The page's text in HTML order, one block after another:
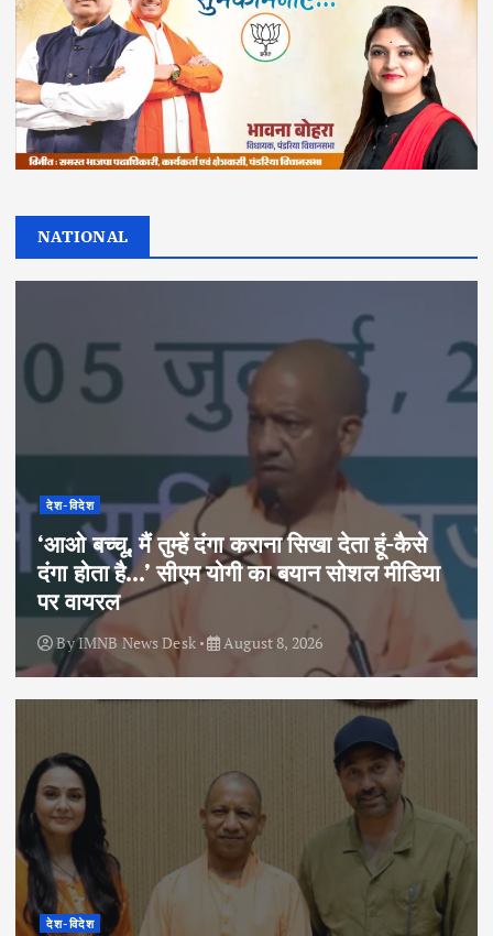
NATIONAL
देश-विदेश
‘आओ बच्चू, मैं तुम्हें दंगा कराना सिखा देता हूं-कैसे
दंगा होता है…’ सीएम योगी का बयान सोशल मीडिया
पर वायरल
ByIMNB News Desk August 8, 2026
देश-विदेश